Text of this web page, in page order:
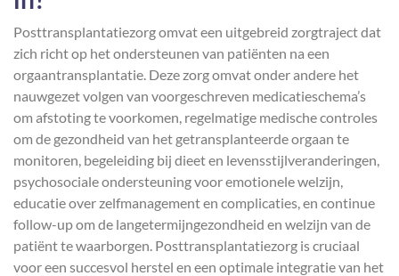
Posttransplantatiezorg omvat een uitgebreid zorgtraject dat
zich richt op het ondersteunen van patiënten na een
orgaantransplantatie. Deze zorg omvat onder andere het
nauwgezet volgen van voorgeschreven medicatieschema’s
om afstoting te voorkomen, regelmatige medische controles
om de gezondheid van het getransplanteerde orgaan te
monitoren, begeleiding bij dieet en levensstijlveranderingen,
psychosociale ondersteuning voor emotionele welzijn,
educatie over zelfmanagement en complicaties, en continue
follow-up om de langetermijngezondheid en welzijn van de
patiënt te waarborgen. Posttransplantatiezorg is cruciaal
voor een succesvol herstel en een optimale integratie van het